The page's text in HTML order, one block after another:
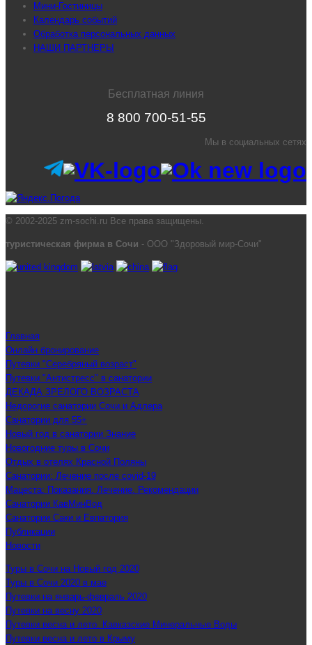
Мини-Гостиницы
Календарь событий
Обработка персональных данных
НАШИ ПАРТНЕРЫ
Бесплатная линия
8 800 700-51-55
Мы в социальных сетях
© 2002-2025 zm-sochi.ru Все права защищены.
туристическая фирма в Сочи - ООО "Здоровый мир-Сочи"
Главная
Онлайн бронирование
Путевки "Серебряный возраст"
Путевки "Антистресс" в санатории
ДЕКАДА ЗРЕЛОГО ВОЗРАСТА
Недорогие санатории Сочи и Адлера
Санатории для 55+
Новый год в санатории Знание
Новогодние туры в Сочи
Отдых в отелях Красной Поляны
Санатории: Лечение после covid-19
Мацеста: Показания. Лечение. Рекомендации
Санатории КавМинВод
Санатории Саки и Евпатория
Публикации
Новости
Туры в Сочи на Новый год 2020
Туры в Сочи 2020 в мае
Путевки на январь-февраль 2020
Путевки на весну 2020
Путевки весна и лето. Кавказские Минеральные Воды
Путевки весна и лето в Крыму